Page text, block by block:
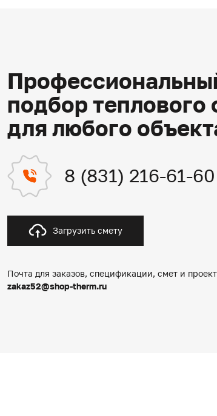
подбор теплового
для любого
8 (831) 216-61-60
Загрузить смету
Почта для заказов, спецификации, смет и
zakaz52@shop-therm.ru